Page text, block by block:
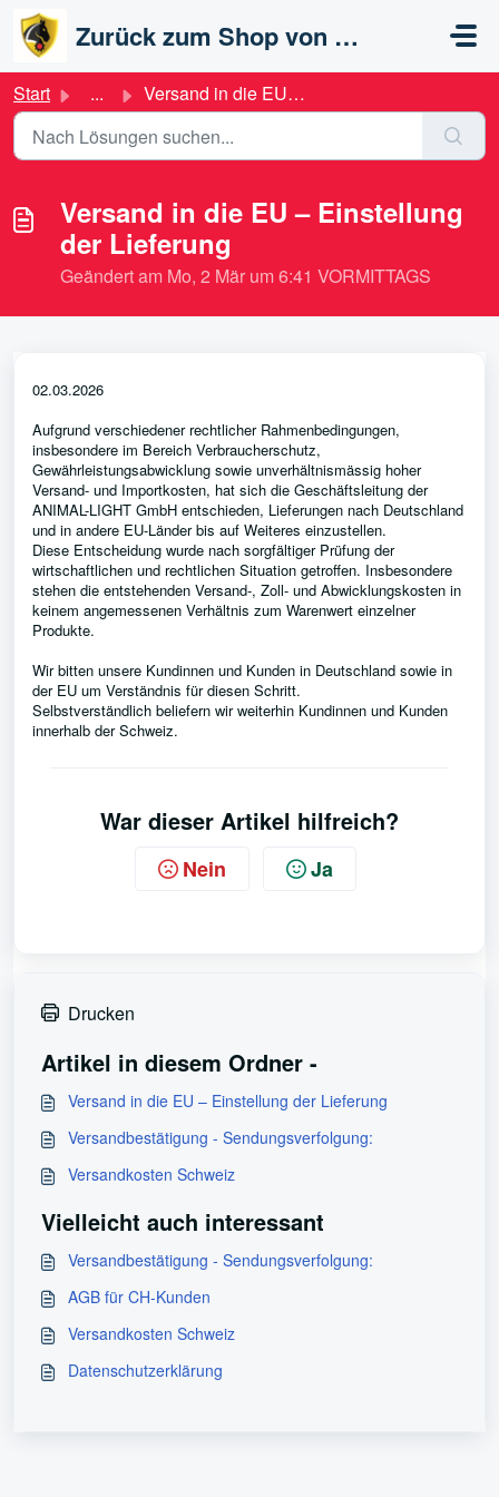
Zum hauptsächlichen Inhalt gehen
Zurück zum Shop von ANIMAL-LIGHT
Start ... Versand in die EU – Einstellung der Lieferung
Versand in die EU – Einstellung
der Lieferung
Geändert am Mo, 2 Mär um 6:41 VORMITTAGS
02.03.2026
Aufgrund verschiedener rechtlicher Rahmenbedingungen,
insbesondere im Bereich Verbraucherschutz,
Gewährleistungsabwicklung sowie unverhältnismässig hoher
Versand- und Importkosten, hat sich die Geschäftsleitung der
ANIMAL-LIGHT GmbH entschieden, Lieferungen nach Deutschland
und in andere EU-Länder bis auf Weiteres einzustellen.
Diese Entscheidung wurde nach sorgfältiger Prüfung der
wirtschaftlichen und rechtlichen Situation getroffen. Insbesondere
stehen die entstehenden Versand-, Zoll- und Abwicklungskosten in
keinem angemessenen Verhältnis zum Warenwert einzelner
Produkte.
Wir bitten unsere Kundinnen und Kunden in Deutschland sowie in
der EU um Verständnis für diesen Schritt.
Selbstverständlich beliefern wir weiterhin Kundinnen und Kunden
innerhalb der Schweiz.
War dieser Artikel hilfreich?
Nein Ja
Drucken
Artikel in diesem Ordner -
Versand in die EU – Einstellung der Lieferung
Versandbestätigung - Sendungsverfolgung:
Versandkosten Schweiz
Vielleicht auch interessant
Versandbestätigung - Sendungsverfolgung:
AGB für CH-Kunden
Versandkosten Schweiz
Datenschutzerklärung